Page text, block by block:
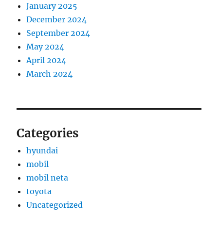
January 2025
December 2024
September 2024
May 2024
April 2024
March 2024
Categories
hyundai
mobil
mobil neta
toyota
Uncategorized